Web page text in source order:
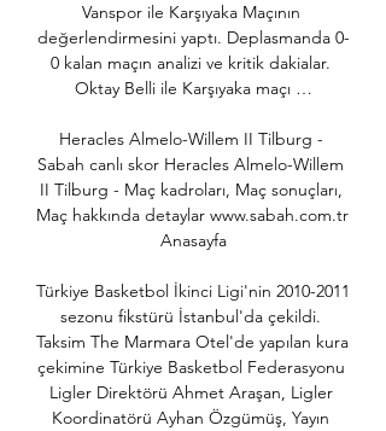
Vanspor ile Karşıyaka Maçının
değerlendirmesini yaptı. Deplasmanda 0-
0 kalan maçın analizi ve kritik dakialar.
Oktay Belli ile Karşıyaka maçı …
Heracles Almelo-Willem II Tilburg -
Sabah canlı skor Heracles Almelo-Willem
II Tilburg - Maç kadroları, Maç sonuçları,
Maç hakkında detaylar www.sabah.com.tr
Anasayfa
Türkiye Basketbol İkinci Ligi'nin 2010-2011
sezonu fikstürü İstanbul'da çekildi.
Taksim The Marmara Otel'de yapılan kura
çekimine Türkiye Basketbol Federasyonu
Ligler Direktörü Ahmet Araşan, Ligler
Koordinatörü Ayhan Özgümüş, Yayın